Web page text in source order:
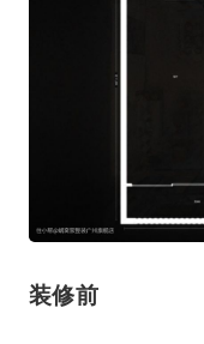
装修前